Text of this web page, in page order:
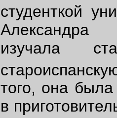
студенткой
изучала
того, она была
в